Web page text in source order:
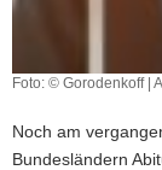
Foto: © Gorodenkoff |
Noch am
Bundesländern